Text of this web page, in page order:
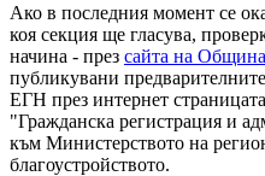
Ако в последния момент се
коя секция ще гласува,
начина - през сайта на
публикувани
ЕГН през интернет
"Гражданска регистрация и
към Министерството на
благоустройството.